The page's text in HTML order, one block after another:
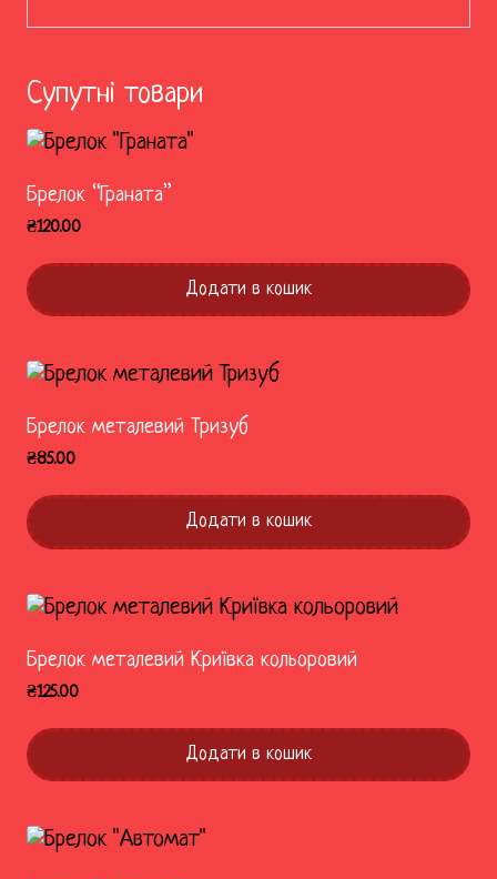
Супутні товари
Брелок “Граната”
₴120.00
Додати в кошик
Брелок металевий Тризуб
₴85.00
Додати в кошик
Брелок металевий Криївка кольоровий
₴125.00
Додати в кошик